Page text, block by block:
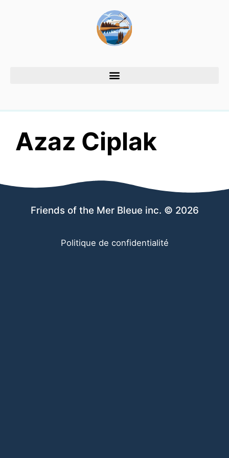
Azaz Ciplak
Friends of the Mer Bleue inc. © 2026
Politique de confidentialité